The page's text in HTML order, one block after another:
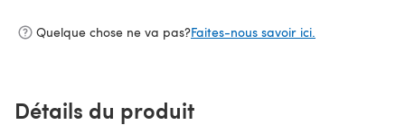
Quelque chose ne va pas?Faites-nous savoir ici.
Détails du produit